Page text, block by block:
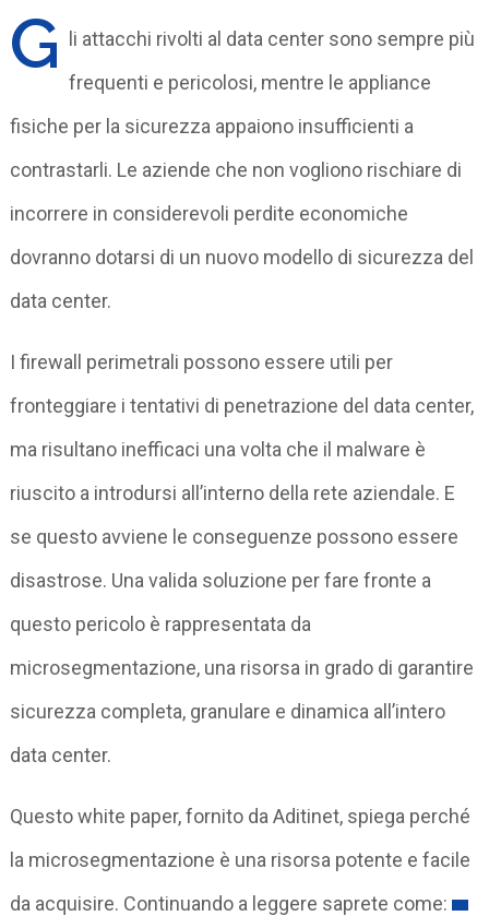
G li attacchi rivolti al data center sono sempre più
frequenti e pericolosi, mentre le appliance
fisiche per la sicurezza appaiono insufficienti a
contrastarli. Le aziende che non vogliono rischiare di
incorrere in considerevoli perdite economiche
dovranno dotarsi di un nuovo modello di sicurezza del
data center.
I firewall perimetrali possono essere utili per
fronteggiare i tentativi di penetrazione del data center,
ma risultano inefficaci una volta che il malware è
riuscito a introdursi all’interno della rete aziendale. E
se questo avviene le conseguenze possono essere
disastrose. Una valida soluzione per fare fronte a
questo pericolo è rappresentata da
microsegmentazione, una risorsa in grado di garantire
sicurezza completa, granulare e dinamica all’intero
data center.
Questo white paper, fornito da Aditinet, spiega perché
la microsegmentazione è una risorsa potente e facile
da acquisire. Continuando a leggere saprete come: